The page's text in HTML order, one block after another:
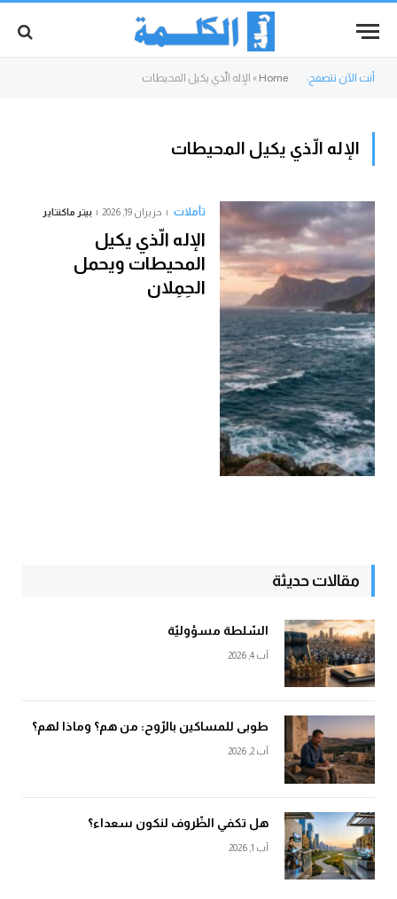
أنت الآن تتصفح: Home
» الإله الّذي يكيل المحيطات
الإله الّذي يكيل المحيطات
تأملات حزيران 19, 2026 بيتر ماكنتاير
الإله الّذي يكيل
المحيطات ويحمل
الحِمِلان
مقالات حديثة
السّلطة مسؤوليّة
آب 4, 2026
طوبى للمساكين بالرّوح: من هم؟ وماذا لهم؟
آب 2, 2026
هل تكفي الظّروف لنكون سعداء؟
آب 1, 2026